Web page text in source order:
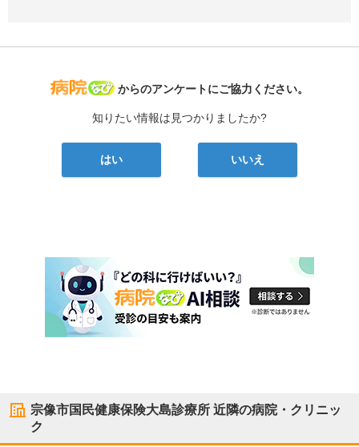
病院なび
からのアンケートにご協力ください。
知りたい情報は見つかりましたか?
はい いいえ
宗像市国民健康保険大島診療所 近隣の病院・クリニッ
ク